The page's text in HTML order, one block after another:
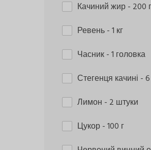
Качиний жир- 200 г
Ревень- 1 кг
Часник- 1 головка
Стегенця качині -
Лимон - 2 штуки
Цукор- 100 г